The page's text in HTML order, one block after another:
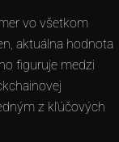
vo všetkom
aktuálna hodnota
figuruje medzi
z kľúčových